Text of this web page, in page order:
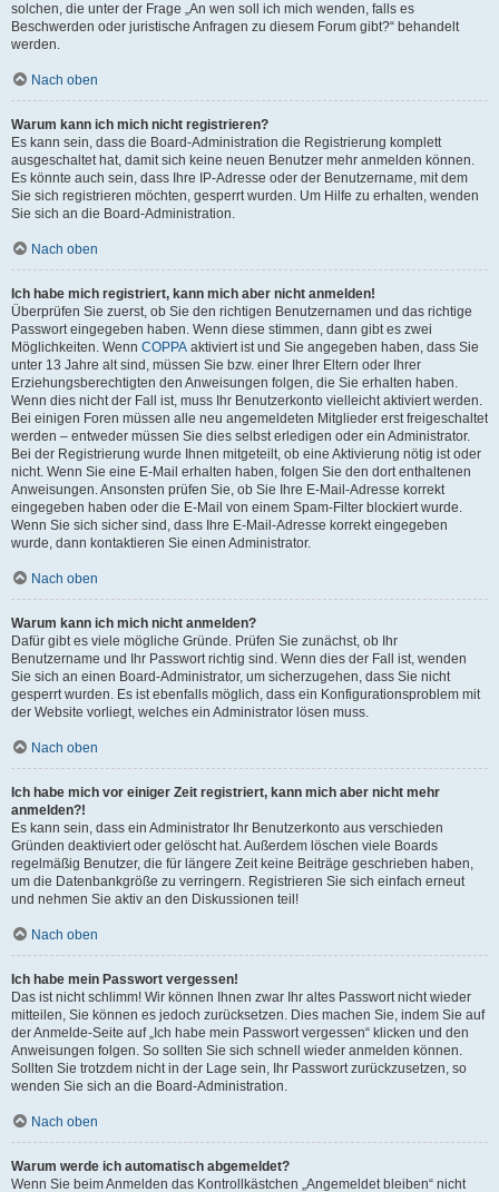
solchen, die unter der Frage „An wen soll ich mich wenden, falls es
Beschwerden oder juristische Anfragen zu diesem Forum gibt?“ behandelt
werden.
Nach oben
Warum kann ich mich nicht registrieren?
Es kann sein, dass die Board-Administration die Registrierung komplett
ausgeschaltet hat, damit sich keine neuen Benutzer mehr anmelden können.
Es könnte auch sein, dass Ihre IP-Adresse oder der Benutzername, mit dem
Sie sich registrieren möchten, gesperrt wurden. Um Hilfe zu erhalten, wenden
Sie sich an die Board-Administration.
Nach oben
Ich habe mich registriert, kann mich aber nicht anmelden!
Überprüfen Sie zuerst, ob Sie den richtigen Benutzernamen und das richtige
Passwort eingegeben haben. Wenn diese stimmen, dann gibt es zwei
Möglichkeiten. Wenn COPPA aktiviert ist und Sie angegeben haben, dass Sie
unter 13 Jahre alt sind, müssen Sie bzw. einer Ihrer Eltern oder Ihrer
Erziehungsberechtigten den Anweisungen folgen, die Sie erhalten haben.
Wenn dies nicht der Fall ist, muss Ihr Benutzerkonto vielleicht aktiviert werden.
Bei einigen Foren müssen alle neu angemeldeten Mitglieder erst freigeschaltet
werden – entweder müssen Sie dies selbst erledigen oder ein Administrator.
Bei der Registrierung wurde Ihnen mitgeteilt, ob eine Aktivierung nötig ist oder
nicht. Wenn Sie eine E-Mail erhalten haben, folgen Sie den dort enthaltenen
Anweisungen. Ansonsten prüfen Sie, ob Sie Ihre E-Mail-Adresse korrekt
eingegeben haben oder die E-Mail von einem Spam-Filter blockiert wurde.
Wenn Sie sich sicher sind, dass Ihre E-Mail-Adresse korrekt eingegeben
wurde, dann kontaktieren Sie einen Administrator.
Nach oben
Warum kann ich mich nicht anmelden?
Dafür gibt es viele mögliche Gründe. Prüfen Sie zunächst, ob Ihr
Benutzername und Ihr Passwort richtig sind. Wenn dies der Fall ist, wenden
Sie sich an einen Board-Administrator, um sicherzugehen, dass Sie nicht
gesperrt wurden. Es ist ebenfalls möglich, dass ein Konfigurationsproblem mit
der Website vorliegt, welches ein Administrator lösen muss.
Nach oben
Ich habe mich vor einiger Zeit registriert, kann mich aber nicht mehr
anmelden?!
Es kann sein, dass ein Administrator Ihr Benutzerkonto aus verschieden
Gründen deaktiviert oder gelöscht hat. Außerdem löschen viele Boards
regelmäßig Benutzer, die für längere Zeit keine Beiträge geschrieben haben,
um die Datenbankgröße zu verringern. Registrieren Sie sich einfach erneut
und nehmen Sie aktiv an den Diskussionen teil!
Nach oben
Ich habe mein Passwort vergessen!
Das ist nicht schlimm! Wir können Ihnen zwar Ihr altes Passwort nicht wieder
mitteilen, Sie können es jedoch zurücksetzen. Dies machen Sie, indem Sie auf
der Anmelde-Seite auf „Ich habe mein Passwort vergessen“ klicken und den
Anweisungen folgen. So sollten Sie sich schnell wieder anmelden können.
Sollten Sie trotzdem nicht in der Lage sein, Ihr Passwort zurückzusetzen, so
wenden Sie sich an die Board-Administration.
Nach oben
Warum werde ich automatisch abgemeldet?
Wenn Sie beim Anmelden das Kontrollkästchen „Angemeldet bleiben“ nicht